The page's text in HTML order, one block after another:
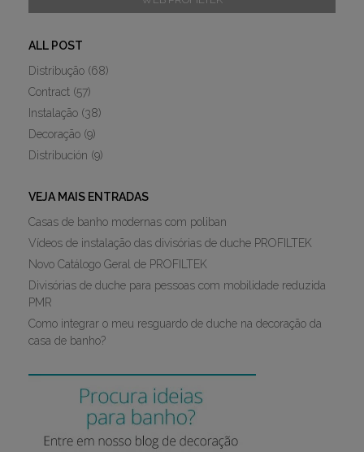
ALL POST
Distribução (68)
Contract (57)
Instalação (38)
Decoração (9)
Distribución (9)
VEJA MAIS ENTRADAS
Casas de banho modernas com poliban
Vídeos de instalação das divisórias de duche PROFILTEK
Novo Catálogo Geral de PROFILTEK
Divisórias de duche para pessoas com mobilidade reduzida
PMR
Como integrar o meu resguardo de duche na decoração da
casa de banho?